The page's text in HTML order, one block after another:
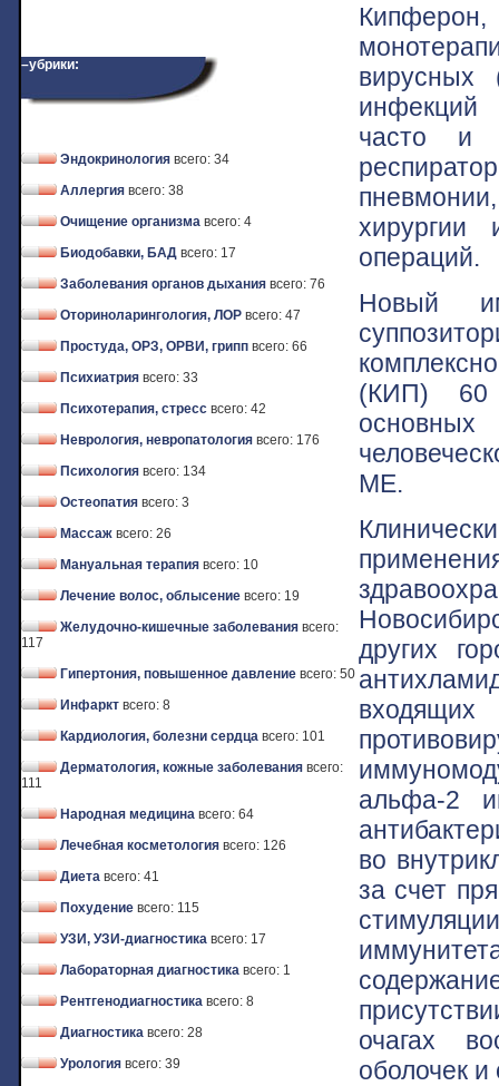
–убрики:
Эндокринология всего: 34
Аллергия всего: 38
Очищение организма всего: 4
Биодобавки, БАД всего: 17
Заболевания органов дыхания всего: 76
Оториноларингология, ЛОР всего: 47
Простуда, ОРЗ, ОРВИ, грипп всего: 66
Психиатрия всего: 33
Психотерапия, стресс всего: 42
Неврология, невропатология всего: 176
Психология всего: 134
Остеопатия всего: 3
Массаж всего: 26
Мануальная терапия всего: 10
Лечение волос, облысение всего: 19
Желудочно-кишечные заболевания всего:
117
Гипертония, повышенное давление всего: 50
Инфаркт всего: 8
Кардиология, болезни сердца всего: 101
Дерматология, кожные заболевания всего:
111
Народная медицина всего: 64
Лечебная косметология всего: 126
Диета всего: 41
Похудение всего: 115
УЗИ, УЗИ-диагностика всего: 17
Лабораторная диагностика всего: 1
Рентгенодиагностика всего: 8
Диагностика всего: 28
Урология всего: 39
вирусных
инфекций
часто и
хирургии
операций.
Новый
(КИП) 60
ME.
других
альфа-2
во
за счет
очагах
оболочек